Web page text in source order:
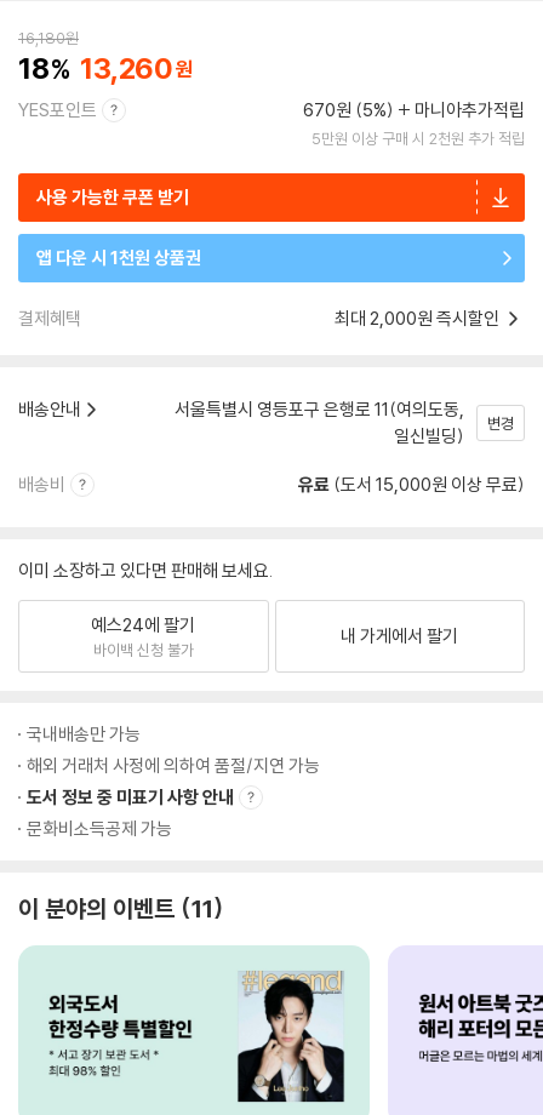
16,180원
18 13,260
YES포인트 670원 (5%) 마니아추가적립
5만원 이상 구매 시 2천원 추가 적립
사용 가능한 쿠폰 받기
앱 다운 시 1천원 상품권
결제혜택 최대 2,000원 즉시할인
배송안내
서울특별시 영등포구 은행로 11(여의도동,
일신빌딩)
변경
배송비 유료 (도서 15,000원 이상 무료)
이미 소장하고 있다면 판매해 보세요.
예스24에 팔기
바이백 신청 불가
내 가게에서 팔기
국내배송만 가능
해외 거래처 사정에 의하여 품절/지연 가능
도서 정보 중 미표기 사항 안내
문화비소득공제 가능
이 분야의 이벤트 11